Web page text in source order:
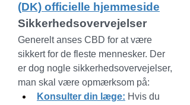
(DK) officielle hjemmeside
Sikkerhedsovervejelser
Generelt anses CBD for at være
sikkert for de fleste mennesker. Der
er dog nogle sikkerhedsovervejelser,
man skal være opmærksom på:
Konsulter din læge: Hvis du